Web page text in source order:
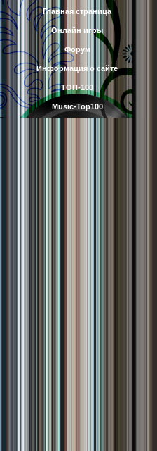
Главная страница
Онлайн игры
Форум
Информация о сайте
ТОП-100
Music-Top100